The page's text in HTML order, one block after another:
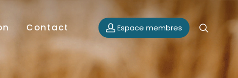
Contact Espace membres